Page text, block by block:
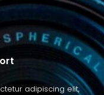
adipiscing elit,